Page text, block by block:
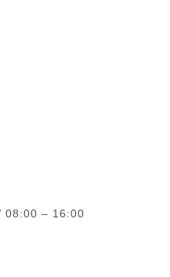
08:00 – 16:00